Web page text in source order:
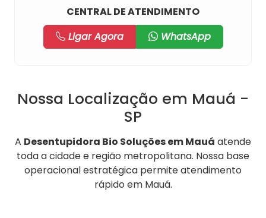
CENTRAL DE ATENDIMENTO
Ligar Agora
WhatsApp
Nossa Localização em Mauá -
SP
A Desentupidora Bio Soluções em Mauá atende
toda a cidade e região metropolitana. Nossa base
operacional estratégica permite atendimento
rápido em Mauá.